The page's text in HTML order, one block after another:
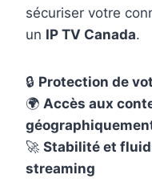
sécuriser votre
un IP TV Canada.
🔒 Protection de
🌍 Accès aux
🚀 Stabilité et
streaming